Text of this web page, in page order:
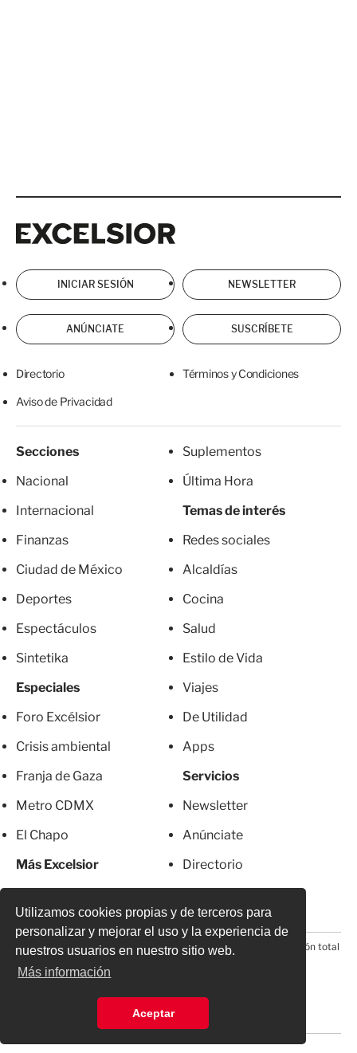
Utilizamos cookies propias y de terceros para
personalizar y mejorar el uso y la experiencia de
nuestros usuarios en nuestro sitio web.
Más información
Aceptar
INICIAR SESIÓN NEWSLETTER
ANÚNCIATE SUSCRÍBETE
Directorio Términos y Condiciones
Aviso de Privacidad
Secciones
Nacional
Internacional
Finanzas
Ciudad de México
Deportes
Espectáculos
Sintetika
Especiales
Foro Excélsior
Crisis ambiental
Franja de Gaza
Metro CDMX
El Chapo
Más Excelsior
Suplementos
Última Hora
Temas de interés
Redes sociales
Alcaldías
Cocina
Salud
Estilo de Vida
Viajes
De Utilidad
Apps
Servicios
Newsletter
Anúnciate
Directorio
© 2026 Todos los derechos reservados. Prohibida la reproducción total
o parcial, incluyendo cualquier medio electrónico*